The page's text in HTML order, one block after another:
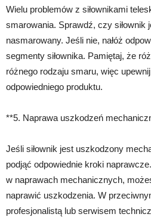
Wielu problemów z siłownikami
smarowania. Sprawdź, czy siłownik
nasmarowany. Jeśli nie, nałóż
segmenty siłownika. Pamiętaj, że
różnego rodzaju smaru, więc
odpowiedniego produktu.
**5. Naprawa uszkodzeń
Jeśli siłownik jest uszkodzony
podjąć odpowiednie kroki
w naprawach mechanicznych,
naprawić uszkodzenia. W
profesjonalistą lub serwisem